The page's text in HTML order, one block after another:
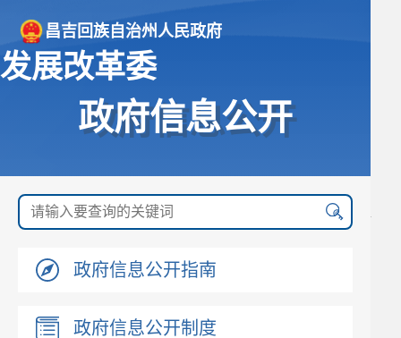
昌吉回族自治州人民政府
发展改革委
政府信息公开
政府信息公开指南
政府信息公开制度